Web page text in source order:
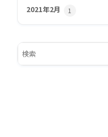
2021年2月 1